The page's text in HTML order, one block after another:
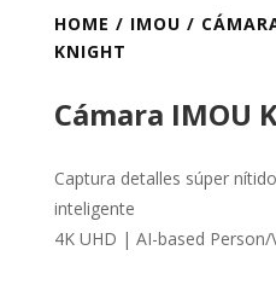
HOME / IMOU /
KNIGHT
Cámara IMOU
Captura detalles súper
inteligente
4K UHD | AI-based